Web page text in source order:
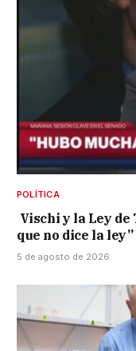
POLÍTICA
Vischi y la Ley de
que no dice la ley”
5 de agosto de 2026